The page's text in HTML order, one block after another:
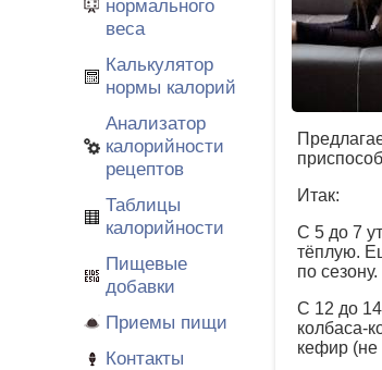
нормального
веса
Калькулятор
нормы калорий
Анализатор
калорийности
рецептов
Таблицы
калорийности
Пищевые
добавки
Приемы пищи
Контакты
Итак:
С 5 до 7
тёплую.
по сезону.
С 12 до
колбаса-
кефир (не